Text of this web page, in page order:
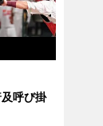
及呼び掛